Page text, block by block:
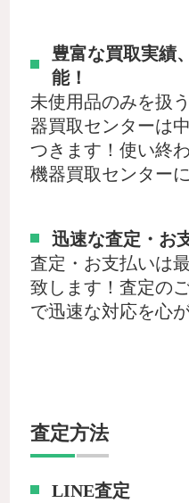
豊富な買取実績
能！
未使用品のみを扱
器買取センターは
つきます！使い終
機器買取センター
迅速な査定・お
査定・お支払いは
致します！査定の
で迅速な対応を心
査定方法
LINE査定